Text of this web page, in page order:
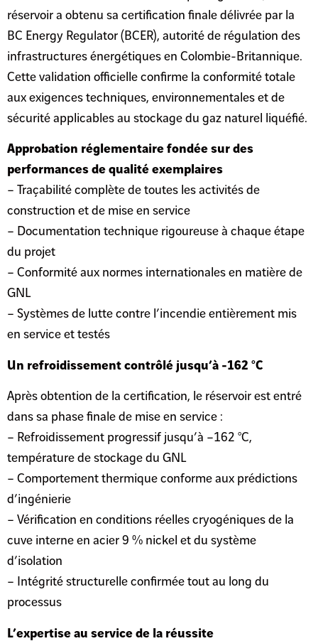
réservoir a obtenu sa certification finale délivrée par la
BC Energy Regulator (BCER), autorité de régulation des
infrastructures énergétiques en Colombie-Britannique.
Cette validation officielle confirme la conformité totale
aux exigences techniques, environnementales et de
sécurité applicables au stockage du gaz naturel liquéfié.
Approbation réglementaire fondée sur des
performances de qualité exemplaires
– Traçabilité complète de toutes les activités de
construction et de mise en service
– Documentation technique rigoureuse à chaque étape
du projet
– Conformité aux normes internationales en matière de
GNL
– Systèmes de lutte contre l’incendie entièrement mis
en service et testés
Un refroidissement contrôlé jusqu’à -162 °C
Après obtention de la certification, le réservoir est entré
dans sa phase finale de mise en service :
– Refroidissement progressif jusqu’à –162 °C,
température de stockage du GNL
– Comportement thermique conforme aux prédictions
d’ingénierie
– Vérification en conditions réelles cryogéniques de la
cuve interne en acier 9 % nickel et du système
d’isolation
– Intégrité structurelle confirmée tout au long du
processus
L’expertise au service de la réussite